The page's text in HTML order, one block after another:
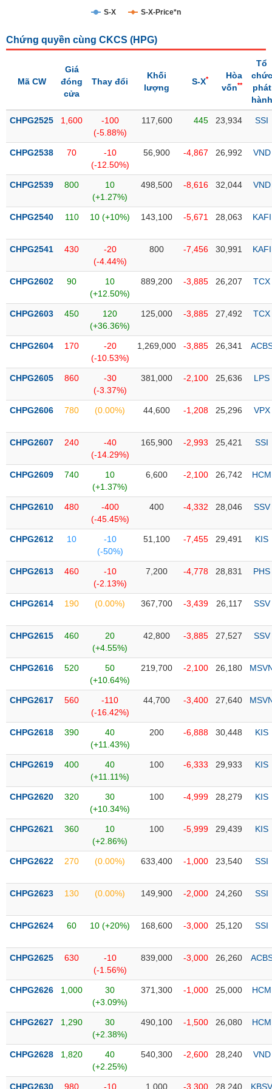
thái
cổ
Quy
thị
trường
yết
yết
Niêm
bổ
sung
Hủy
niêm
Theo
đặc
Không
ký
quỹ
Danh
mục
phiếu
chi
Tổng
Giao
Tài
Phân
kỹ
Hồ
doanh
nghiệp
Tin
tức
kiện
liệu
Tâm
lý
trường
S-X S-X-Price*n
Chứng quyền cùng CKCS (HPG)
Mã CW
Giá
đóng
cửa
Thay đổi
Khối
lượng
S-X*
Hòa
vốn**
Tổ
chức
phát
hành
CHPG2525 1,600
-100
(-5.88%)
117,600 445 23,934 SSI
CHPG2538 70
-10
(-12.50%)
56,900 -4,867 26,992 VND
CHPG2539 800
10
(+1.27%)
498,500 -8,616 32,044 VND
CHPG2540 110 10 (+10%) 143,100 -5,671 28,063 KAFI
CHPG2541 430
-20
(-4.44%)
800 -7,456 30,991 KAFI
CHPG2602 90
10
(+12.50%)
889,200 -3,885 26,207 TCX
CHPG2603 450
120
(+36.36%)
125,000 -3,885 27,492 TCX
CHPG2604 170
-20
(-10.53%)
1,269,000 -3,885 26,341
CHPG2605 860
-30
(-3.37%)
381,000 -2,100 25,636 LPS
CHPG2606 780 (0.00%) 44,600 -1,208 25,296 VPX
CHPG2607 240
-40
(-14.29%)
165,900 -2,993 25,421 SSI
CHPG2609 740
10
(+1.37%)
6,600 -2,100 26,742 HCM
CHPG2610 480
-400
(-45.45%)
400 -4,332 28,046 SSV
CHPG2612 10
-10
(-50%)
51,100 -7,455 29,491 KIS
CHPG2613 460
-10
(-2.13%)
7,200 -4,778 28,831 PHS
CHPG2614 190 (0.00%) 367,700 -3,439 26,117 SSV
CHPG2615 460
20
(+4.55%)
42,800 -3,885 27,527 SSV
CHPG2616 520
50
(+10.64%)
219,700 -2,100 26,180
CHPG2617 560
-110
(-16.42%)
44,700 -3,400 27,640
CHPG2618 390
40
(+11.43%)
200 -6,888 30,448 KIS
CHPG2619 400
40
(+11.11%)
100 -6,333 29,933 KIS
CHPG2620 320
30
(+10.34%)
100 -4,999 28,279 KIS
CHPG2621 360
10
(+2.86%)
100 -5,999 29,439 KIS
CHPG2622 270 (0.00%) 633,400 -1,000 23,540 SSI
CHPG2623 130 (0.00%) 149,900 -2,000 24,260 SSI
CHPG2624 60 10 (+20%) 168,600 -3,000 25,120 SSI
CHPG2625 630
-10
(-1.56%)
839,000 -3,000 26,260
CHPG2626 1,000
30
(+3.09%)
371,300 -1,000 25,000 HCM
CHPG2627 1,290
30
(+2.38%)
490,100 -1,500 26,080 HCM
CHPG2628 1,820
40
(+2.25%)
540,300 -2,600 28,240 VND
CHPG2630 980 -10 1,000 -3,300 28,240 KBSV
NGÀNH
CỔ
PHÁI
SINH
PHIẾU
ĐẦU
XUẤT
LIỆU
TIN
(-)
SECTOR
NĂNG
NGUYÊN
LIỆU
CÔNG
TIÊU
KHÔNG
YẾU
TIÊU
DÙNG
YẾU
CHĂM